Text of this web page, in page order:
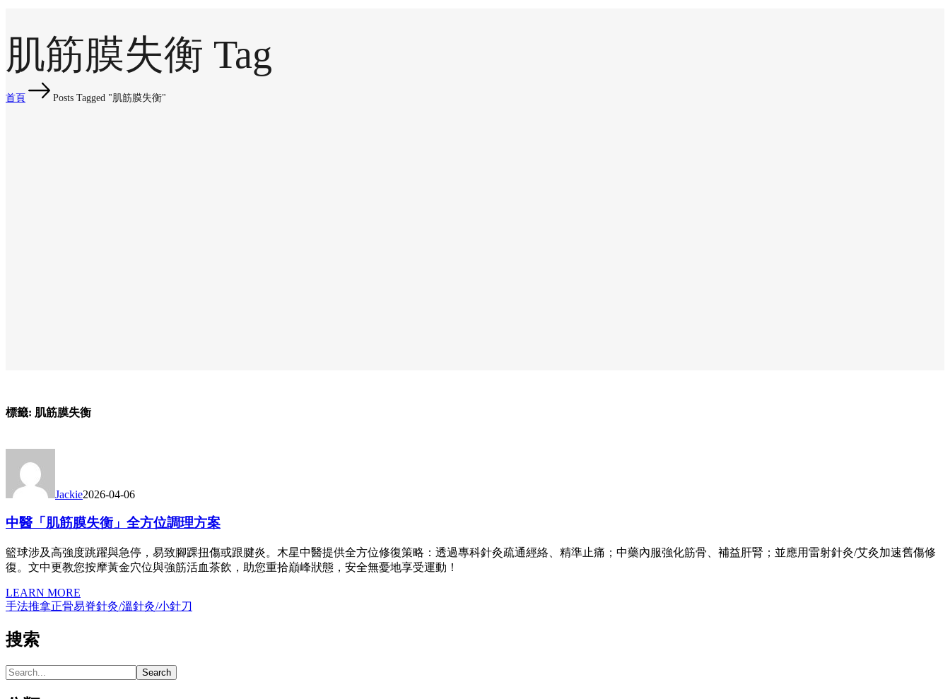
肌筋膜失衡 Tag
首頁 Posts Tagged "肌筋膜失衡"
標籤: 肌筋膜失衡
Jackie2026-04-06
中醫「肌筋膜失衡」全方位調理方案
籃球涉及高強度跳躍與急停，易致腳踝扭傷或跟腱炎。木星中醫提供全方位修復策略：透過專科針灸疏通經絡、精準止痛；中藥內服強化筋骨、補益肝腎；並應用雷射針灸/艾灸加速舊傷修
復。文中更教您按摩黃金穴位與強筋活血茶飲，助您重拾巔峰狀態，安全無憂地享受運動！
LEARN MORE
手法推拿正骨易脊針灸/溫針灸/小針刀
搜索